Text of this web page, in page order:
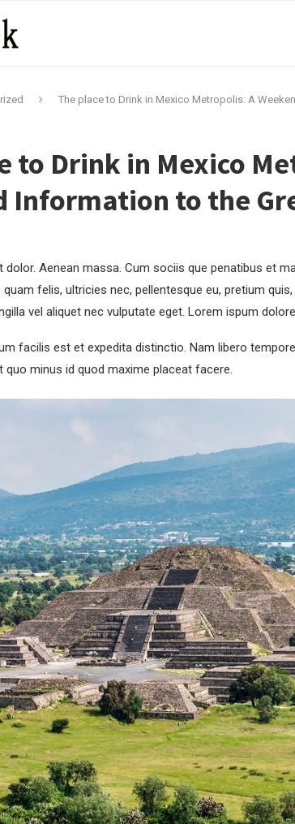
The place to Drink in Mexico Metropolis: A
to Drink in Mexico
Information to the
dolor. Aenean massa. Cum sociis que penatibus et
felis, ultricies nec, pellentesque eu, pretium
vel aliquet nec vulputate eget. Lorem ispum
facilis est et expedita distinctio. Nam libero
quo minus id quod maxime placeat facere.